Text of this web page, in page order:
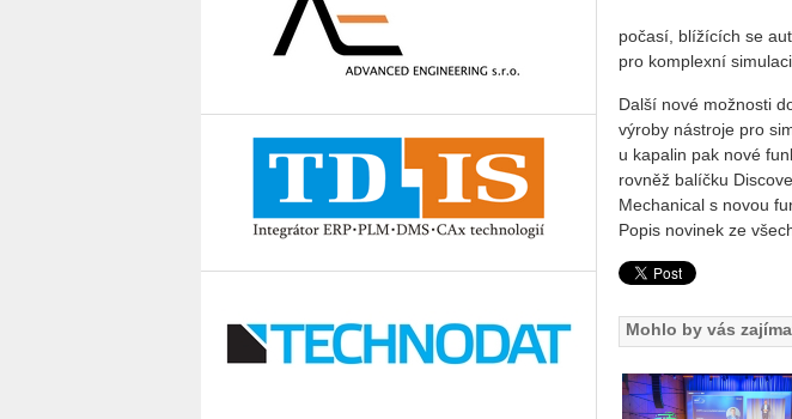
počasí, blížících se
pro komplexní
Další nové možnosti
výroby nástroje pro
u kapalin pak nové
rovněž balíčku
Mechanical s novou
Popis novinek ze
Mohlo by vás